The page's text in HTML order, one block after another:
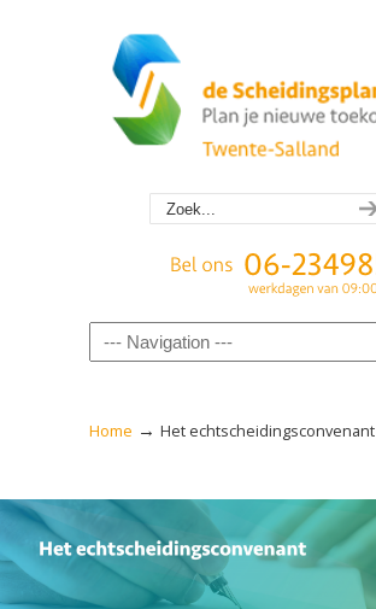
Navigation
Home → Het echtscheidingsconvenant